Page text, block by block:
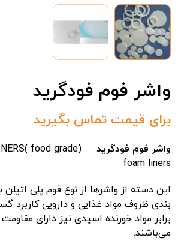
واشر فوم فودگرید
برای قیمت تماس بگیرید
واشر فوم فودگرید
food grade
foam liners
این دسته از واشرها از نوع فوم پلی
بندی ظروف مواد غذایی و دارویی کاربرد
برابر مواد خورنده اسیدی نیز دارای مقاومت
می‌باشند.